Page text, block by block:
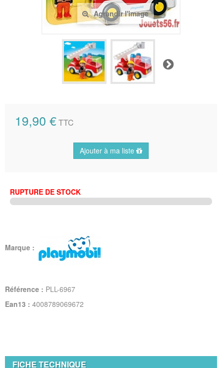
Agrandir l'image
Suivant
19,90 €TTC
Ajouter à ma liste
RUPTURE DE STOCK
Marque :
Référence : PLL-6967
Ean13 : 4008789069672
FICHE TECHNIQUE